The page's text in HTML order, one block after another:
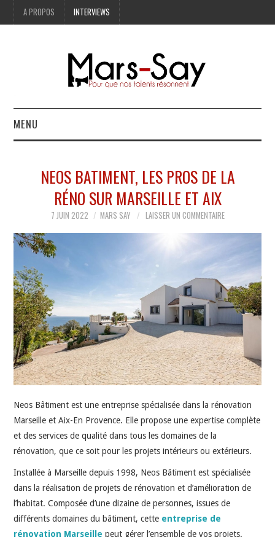
A PROPOS INTERVIEWS
MENU
MODE
LIFESTYLE
ART
HIGH-TECH
IDÉES SORTIES
INTERVIEWS
NEOS BATIMENT, LES PROS DE LA
RÉNO SUR MARSEILLE ET AIX
7 JUIN 2022 MARS SAY LAISSER UN COMMENTAIRE
Neos Bâtiment est une entreprise spécialisée dans la rénovation
Marseille et Aix-En Provence. Elle propose une expertise complète
et des services de qualité dans tous les domaines de la
rénovation, que ce soit pour les projets intérieurs ou extérieurs.
Installée à Marseille depuis 1998, Neos Bâtiment est spécialisée
dans la réalisation de projets de rénovation et d’amélioration de
l’habitat. Composée d’une dizaine de personnes, issues de
différents domaines du bâtiment, cette entreprise de
rénovation Marseille peut gérer l’ensemble de vos projets.